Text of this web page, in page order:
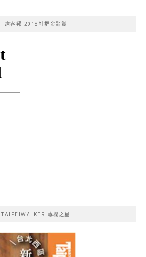
痞客邦 2018社群金點賞
TAIPEIWALKER 專欄之星